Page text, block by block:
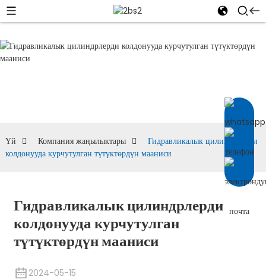
Үй Компания жаңылыктары
Гидравликалык цилиндрлерди
колдонууда курчутулган түтүктөрдүн мааниси
Гидравликалык цилиндрлерди
колдонууда курчутулган
түтүктөрдүн мааниси
2024-05-15